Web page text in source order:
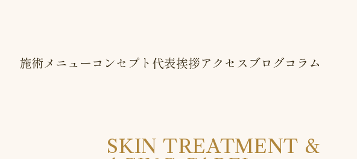
施術メニュー コンセプト 代表挨拶アクセス ブログコラム
SKIN TREATMENT &